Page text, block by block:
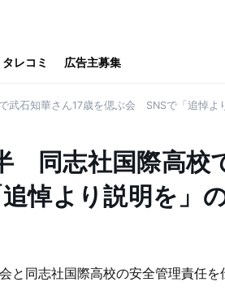
タレコミ 広告主募集
石知華さん17歳を偲ぶ会 SNSで「追悼よ
同志社国際高校
悼より説明を」